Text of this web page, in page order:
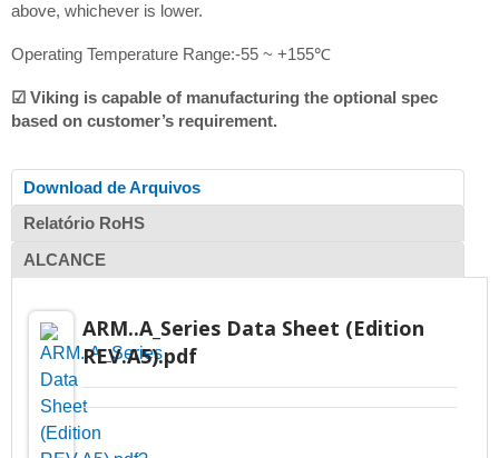
above, whichever is lower.
Operating Temperature Range:-55 ~ +155℃
☑ Viking is capable of manufacturing the optional spec
based on customer’s requirement.
Download de Arquivos
Relatório RoHS
ALCANCE
ARM..A_Series Data Sheet (Edition
REV.A5).pdf